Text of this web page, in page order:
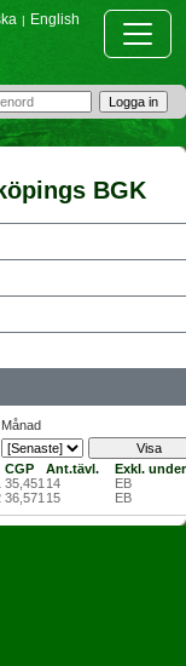
| English
BGK
Månad
CGP Ant.tävl.
Exkl.
35,451 14
EB
36,571 15 EB